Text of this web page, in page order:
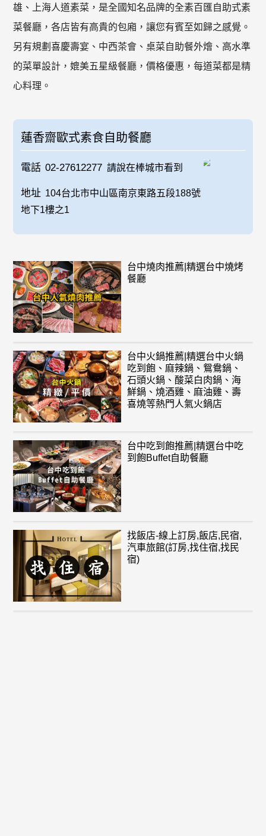
雄、上海人道素菜，是全國知名品牌的全素百匯自助式素
菜餐廳，各店皆有高貴的包廂，讓您有賓至如歸之感覺。
另有規劃喜慶壽宴、中西茶會、桌菜自助餐外燴、高水準
的菜單設計，媲美五星級餐廳，價格優惠，每道菜都是精
心料理。
蓮香齋歐式素食自助餐廳
電話 02-27612277 請說在棒城市看到
地址 104台北市中山區南京東路五段188號
地下1樓之1
台中燒肉推薦|精選台中燒烤
餐廳
台中火鍋推薦|精選台中火鍋
吃到飽、麻辣鍋、鴛鴦鍋、
石頭火鍋、酸菜白肉鍋、海
鮮鍋、燒酒雞、麻油雞、壽
喜燒等熱門人氣火鍋店
台中吃到飽推薦|精選台中吃
到飽Buffet自助餐廳
找飯店-線上訂房,飯店,民宿,
汽車旅館(訂房,找住宿,找民
宿)